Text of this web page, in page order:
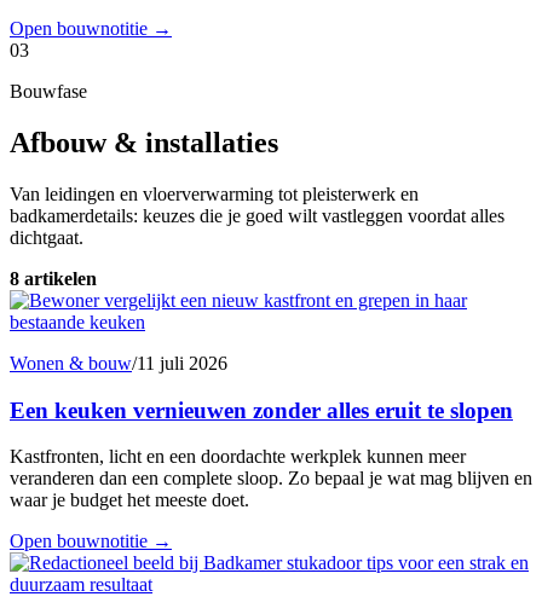
Open bouwnotitie →
03
Bouwfase
Afbouw & installaties
Van leidingen en vloerverwarming tot pleisterwerk en
badkamerdetails: keuzes die je goed wilt vastleggen voordat alles
dichtgaat.
8 artikelen
Wonen & bouw/11 juli 2026
Een keuken vernieuwen zonder alles eruit te slopen
Kastfronten, licht en een doordachte werkplek kunnen meer
veranderen dan een complete sloop. Zo bepaal je wat mag blijven en
waar je budget het meeste doet.
Open bouwnotitie →